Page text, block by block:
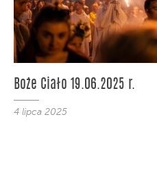
Boże Ciało 19.06.2025 r.
4 lipca 2025